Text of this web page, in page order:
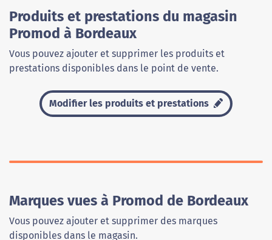
Produits et prestations du magasin
Promod à Bordeaux
Vous pouvez ajouter et supprimer les produits et
prestations disponibles dans le point de vente.
Modifier les produits et prestations
Marques vues à Promod de Bordeaux
Vous pouvez ajouter et supprimer des marques
disponibles dans le magasin.